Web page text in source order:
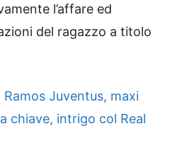
l’affare ed
del ragazzo a titolo
Ramos Juventus, maxi
chiave, intrigo col Real